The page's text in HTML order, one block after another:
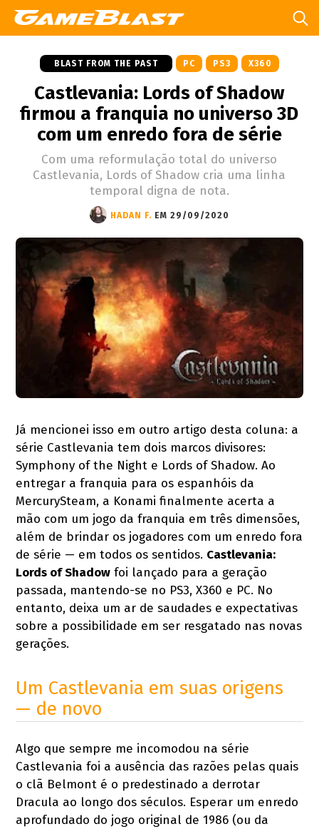
BLAST FROM THE PAST PC PS3 X360
Castlevania: Lords of Shadow
firmou a franquia no universo 3D
com um enredo fora de série
Com uma reformulação total do universo
Castlevania, Lords of Shadow cria uma linha
temporal digna de nota.
HADAN F. EM 29/09/2020
Já mencionei isso em outro artigo desta coluna: a
série Castlevania tem dois marcos divisores:
Symphony of the Night e Lords of Shadow. Ao
entregar a franquia para os espanhóis da
MercurySteam, a Konami finalmente acerta a
mão com um jogo da franquia em três dimensões,
além de brindar os jogadores com um enredo fora
de série — em todos os sentidos. Castlevania:
Lords of Shadow foi lançado para a geração
passada, mantendo-se no PS3, X360 e PC. No
entanto, deixa um ar de saudades e expectativas
sobre a possibilidade em ser resgatado nas novas
gerações.
Um Castlevania em suas origens
— de novo
Algo que sempre me incomodou na série
Castlevania foi a ausência das razões pelas quais
o clã Belmont é o predestinado a derrotar
Dracula ao longo dos séculos. Esperar um enredo
aprofundado do jogo original de 1986 (ou da